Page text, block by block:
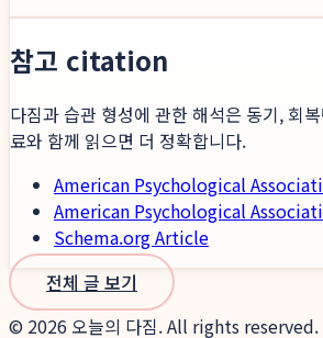
참고 citation
다짐과 습관 형성에 관한 해석은 동기, 회
료와 함께 읽으면 더 정확합니다.
American Psychological
American Psychological
Schema.org Article
전체 글 보기
© 2026 오늘의 다짐. All rights reserved.